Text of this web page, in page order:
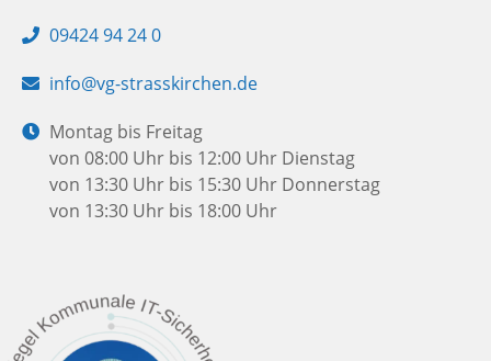
Telefon:
09424 94 24 0
E- info@vg-strasskirchen.de
Öffnungszeiten:
Montag bis Freitag
von 08:00 Uhr bis 12:00 Uhr Dienstag
von 13:30 Uhr bis 15:30 Uhr Donnerstag
von 13:30 Uhr bis 18:00 Uhr